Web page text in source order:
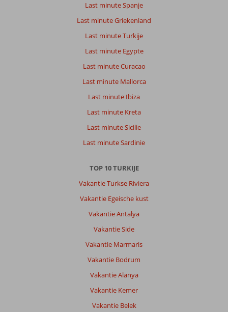
Last minute Spanje
Last minute Griekenland
Last minute Turkije
Last minute Egypte
Last minute Curacao
Last minute Mallorca
Last minute Ibiza
Last minute Kreta
Last minute Sicilie
Last minute Sardinie
TOP 10 TURKIJE
Vakantie Turkse Riviera
Vakantie Egeische kust
Vakantie Antalya
Vakantie Side
Vakantie Marmaris
Vakantie Bodrum
Vakantie Alanya
Vakantie Kemer
Vakantie Belek